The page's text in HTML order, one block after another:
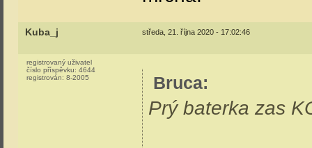
Kuba_j středa, 21. října 2020 - 17:02:46
registrovaný uživatel
číslo příspěvku: 4644
registrován: 8-2005 Bruca:
Prý baterka zas